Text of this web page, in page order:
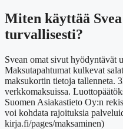
Miten käyttää
turvallisesti?
Svean omat sivut hyödyntävät
Maksutapahtumat kulkevat
maksukortin tietoja tallenneta.
verkkomaksuissa.
Suomen Asiakastieto Oy:n
voi kohdata rajoituksia
kirja.fi/pages/maksaminen)